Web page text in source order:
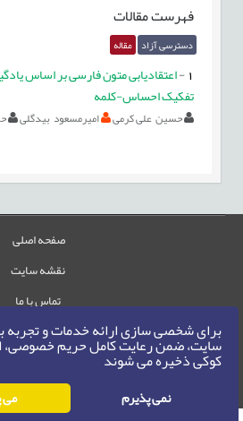
برای شخصی سازی ارائه خدمات و تجربه
سایت، ضمن رعایت کامل حریم خصوصی،
کوکی ذخیره می شوند
نمی پذیرم می
فهرست مقالات
دسترسی آزاد مقاله
-اعتقادیابی متون فارسی بر اساس
تفکیک احساس-کلمه
حسین علی کرمی امیرمسعود بیدگلی
صفحه اصلی
نقشه سایت
تماس با ما
حقوق این وب‌سایت
حق نشر